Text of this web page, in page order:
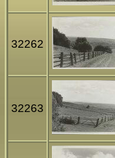
32262
32263